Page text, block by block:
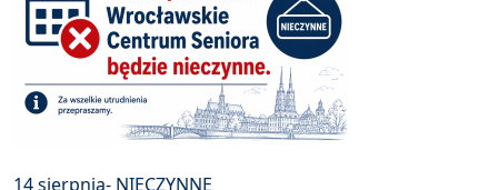
14 sierpnia- NIECZYNNE